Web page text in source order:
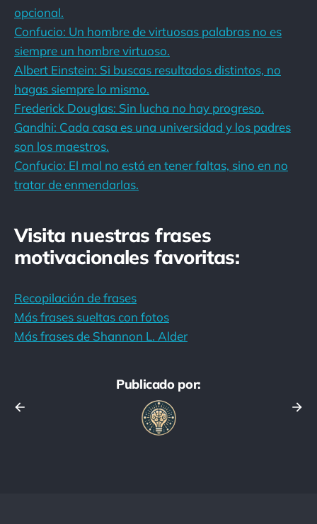
opcional.
Confucio: Un hombre de virtuosas palabras no es
siempre un hombre virtuoso.
Albert Einstein: Si buscas resultados distintos, no
hagas siempre lo mismo.
Frederick Douglas: Sin lucha no hay progreso.
Gandhi: Cada casa es una universidad y los padres
son los maestros.
Confucio: El mal no está en tener faltas, sino en no
tratar de enmendarlas.
Visita nuestras frases
motivacionales favoritas:
Recopilación de frases
Más frases sueltas con fotos
Más frases de Shannon L. Alder
Publicado por: